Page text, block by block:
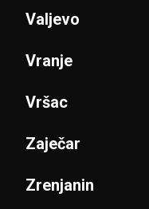
Valjevo
Vranje
Vršac
Zaječar
Zrenjanin